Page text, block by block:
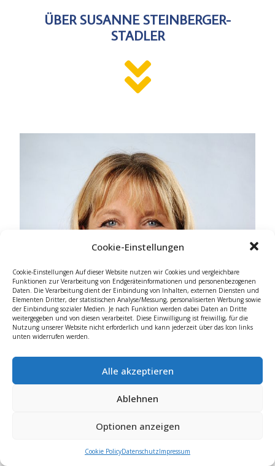
Cookie-Einstellungen
Cookie-Einstellungen Auf dieser Website nutzen wir Cookies und vergleichbare
Funktionen zur Verarbeitung von Endgeräteinformationen und personenbezogenen
Daten. Die Verarbeitung dient der Einbindung von Inhalten, externen Diensten und
Elementen Dritter, der statistischen Analyse/Messung, personalisierten Werbung sowie
der Einbindung sozialer Medien. Je nach Funktion werden dabei Daten an Dritte
weitergegeben und von diesen verarbeitet. Diese Einwilligung ist freiwillig, für die
Nutzung unserer Website nicht erforderlich und kann jederzeit über das Icon links
unten widerrufen werden.
Alle akzeptieren
Ablehnen
Optionen anzeigen
Cookie PolicyDatenschutzImpressum
ÜBER SUSANNE STEINBERGER-
STADLER